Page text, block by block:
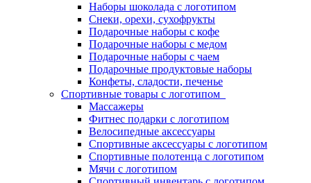
Наборы шоколада с логотипом
Снеки, орехи, сухофрукты
Подарочные наборы с кофе
Подарочные наборы с медом
Подарочные наборы с чаем
Подарочные продуктовые наборы
Конфеты, сладости, печенье
Спортивные товары с логотипом
Массажеры
Фитнес подарки с логотипом
Велосипедные аксессуары
Спортивные аксессуары с логотипом
Спортивные полотенца с логотипом
Мячи с логотипом